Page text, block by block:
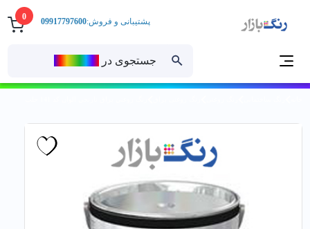
0
جستجوی در
پشتیبانی و فروش:09917797600